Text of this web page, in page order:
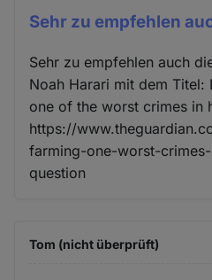
Sehr zu empfehlen
Sehr zu empfehlen auch
Noah Harari mit dem Titel:
one of the worst crimes in
https://
farming-one-worst-
question
Tom (nicht überprüft)